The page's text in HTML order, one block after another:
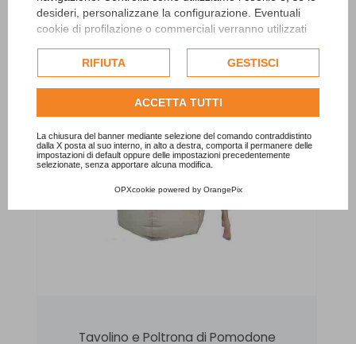
desideri, personalizzane la configurazione. Eventuali
cookie di profilazione o commerciali verranno utilizzati
dell'utente e, se consentito, potrebbero essere utilizzati
per personalizzare gli annunci pubblicitari. Per ulteriori
informazioni su come Google utilizza i dati raccolti,
politica sulla privacy di Google
Consulta l'informativa cookie completa.
RIFIUTA GESTISCI
ACCETTA TUTTI
La chiusura del banner mediante selezione del comando contraddistinto
dalla X posta al suo interno, in alto a destra, comporta il permanere delle
impostazioni di default oppure delle impostazioni precedentemente
selezionate, senza apportare alcuna modifica.
OPXcookie powered by OrangePix
Tavolino e Poltrona di Pomodone